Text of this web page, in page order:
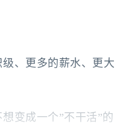
、更多的薪水、更大
变成一个”不干活”的